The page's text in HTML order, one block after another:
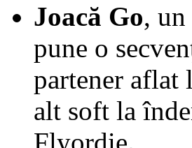
Joacă Go,
pune o
partener aflat
alt soft la
Flyordie.